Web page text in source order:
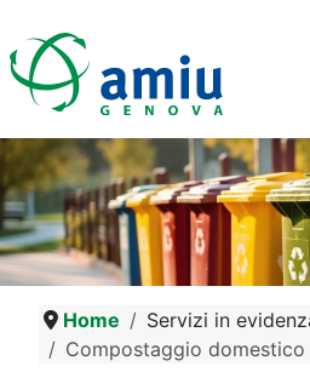
Home Servizi in
Compostaggio domestico